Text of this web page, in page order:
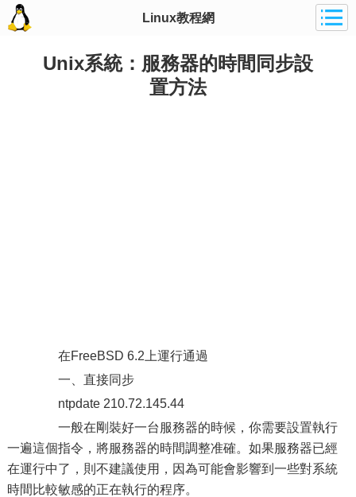
Linux教程網
Unix系統：服務器的時間同步設
置方法
在FreeBSD 6.2上運行通過
一、直接同步
ntpdate 210.72.145.44
一般在剛裝好一台服務器的時候，你需要設置執行
一遍這個指令，將服務器的時間調整准確。如果服務器已經
在運行中了，則不建議使用，因為可能會影響到一些對系統
時間比較敏感的正在執行的程序。